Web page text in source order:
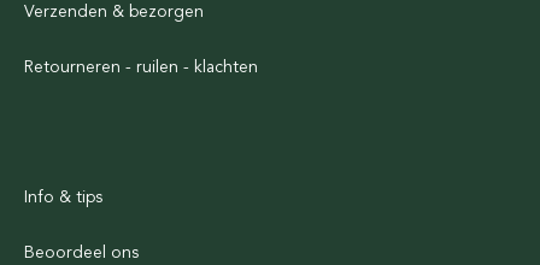
Verzenden & bezorgen
Retourneren - ruilen - klachten
Info & tips
Beoordeel ons